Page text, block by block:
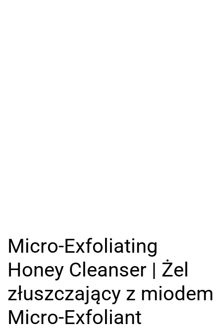
Micro-Exfoliating
Honey Cleanser | Żel
złuszczający z miodem
Micro-Exfoliant